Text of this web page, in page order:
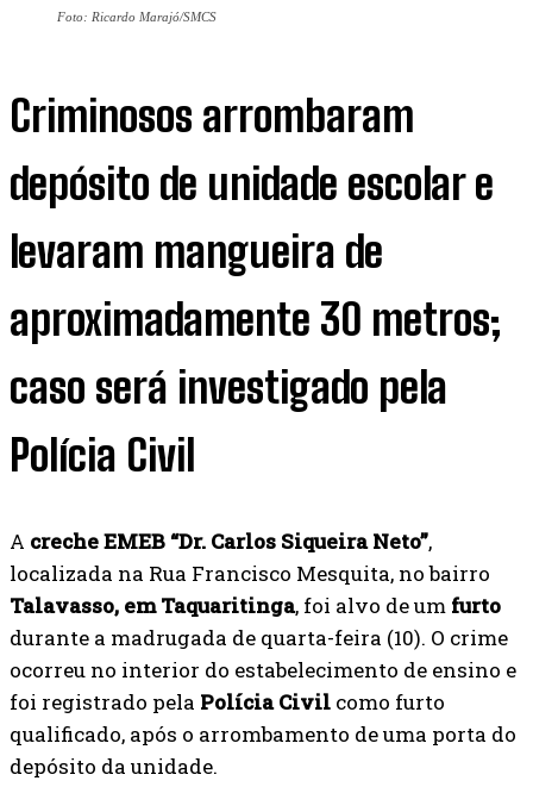
Foto: Ricardo Marajó/SMCS
Criminosos arrombaram
depósito de unidade escolar e
levaram mangueira de
aproximadamente 30 metros;
caso será investigado pela
Polícia Civil
A creche EMEB “Dr. Carlos Siqueira Neto”,
localizada na Rua Francisco Mesquita, no bairro
Talavasso, em Taquaritinga, foi alvo de um furto
durante a madrugada de quarta-feira (10). O crime
ocorreu no interior do estabelecimento de ensino e
foi registrado pela Polícia Civil como furto
qualificado, após o arrombamento de uma porta do
depósito da unidade.